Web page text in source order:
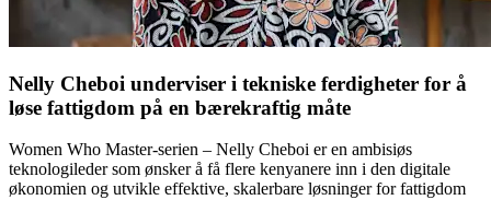
Nelly Cheboi underviser i tekniske ferdigheter for å
løse fattigdom på en bærekraftig måte
Women Who Master-serien – Nelly Cheboi er en ambisiøs
teknologileder som ønsker å få flere kenyanere inn i den digitale
økonomien og utvikle effektive, skalerbare løsninger for fattigdom